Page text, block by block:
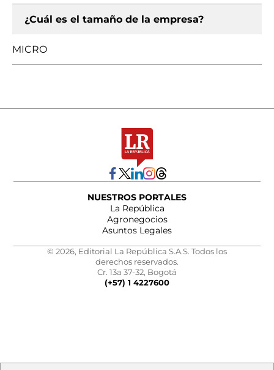
¿Cuál es el tamaño de la empresa?
MICRO
NUESTROS PORTALES
La República
Agronegocios
Asuntos Legales
© 2026, Editorial La República S.A.S. Todos los
derechos reservados.
Cr. 13a 37-32, Bogotá
(+57) 1 4227600